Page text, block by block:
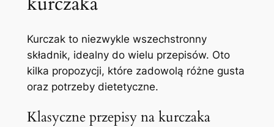
Kurczak to niezwykle wszechstronny
składnik, idealny do wielu przepisów. Oto
kilka propozycji, które zadowolą różne gusta
oraz potrzeby dietetyczne.
Klasyczne przepisy na kurczaka